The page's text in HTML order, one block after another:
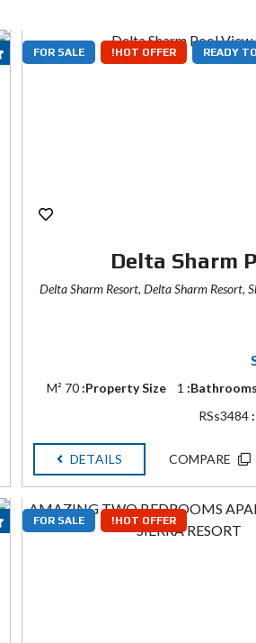
FOR SALE HOT OFFER! READY
Delta Sharm
Delta Sharm Resort, Delta Sharm Resort,
Bathrooms:
1
Property Size:
70 M²
RSs3484
DETAILS
FOR SALE HOT OFFER!